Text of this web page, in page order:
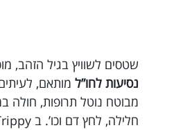
שטסים לשוויץ בגיל הזהב,
נסיעות לחו”ל
מבוטח נוטל תרופות, חולה